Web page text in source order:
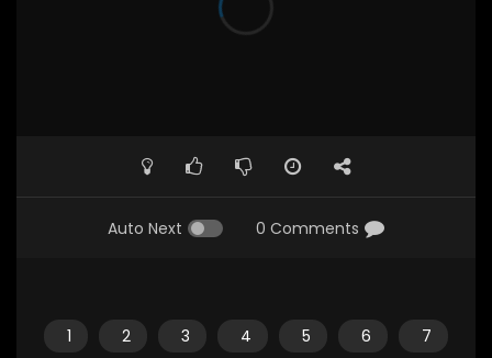
Auto Next 0 Comments
1 2 3 4 5 6
7